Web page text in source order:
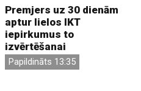
Premjers uz 30 dienām
aptur lielos IKT
iepirkumus to
izvērtēšanai
Papildināts 13:35